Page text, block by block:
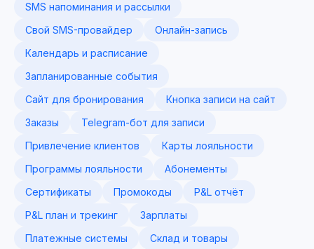
SMS напоминания и рассылки
Свой SMS-провайдер
Онлайн-запись
Календарь и расписание
Запланированные события
Сайт для бронирования
Кнопка записи на сайт
Заказы
Telegram-бот для записи
Привлечение клиентов
Карты лояльности
Программы лояльности
Абонементы
Сертификаты
Промокоды
P&L отчёт
P&L план и трекинг
Зарплаты
Платежные системы
Склад и товары